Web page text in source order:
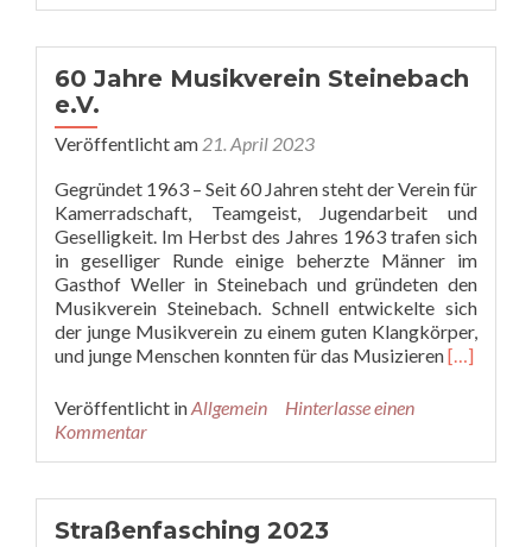
ersten
Adventssonntag
als
des
60 Jahre Musikverein Steinebach
e.V.
Veröffentlicht am 21. April 2023
Gegründet 1963 – Seit 60 Jahren steht der Verein für
Kamerradschaft, Teamgeist, Jugendarbeit und
Geselligkeit. Im Herbst des Jahres 1963 trafen sich
in geselliger Runde einige beherzte Männer im
Gasthof Weller in Steinebach und gründeten den
Musikverein Steinebach. Schnell entwickelte sich
der junge Musikverein zu einem guten Klangkörper,
und junge Menschen konnten für das MusizierenRead
[…]
Veröffentlicht inAllgemein
Hinterlasse einen
Kommentar
Straßenfasching 2023